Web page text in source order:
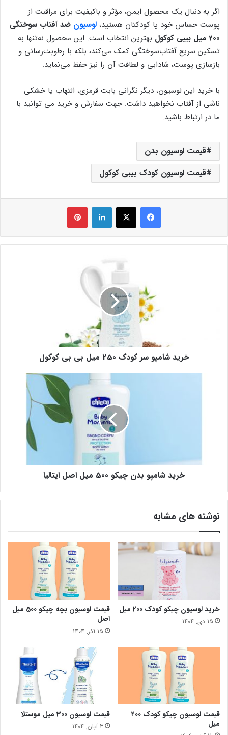
اگر به دنبال یک محصول ایمن، مؤثر و باکیفیت برای مراقبت از
پوست حساس خود یا کودکتان هستید، لوسیون ضد آفتاب سوختگی
200 میل بیبی کوکول
بهترین انتخاب است. این محصول نه‌تنها به
تسکین سریع آفتاب‌سوختگی کمک می‌کند، بلکه با رطوبت‌رسانی و
بازسازی پوست، شادابی و لطافت آن را نیز حفظ می‌نماید.
با خرید این لوسیون، دیگر نگرانی بابت قرمزی، التهاب یا خشکی
ناشی از آفتاب نخواهید داشت. جهت سفارش و خرید می توانید با
ما در ارتباط باشید.
قیمت لوسیون بدن
قیمت لوسیون کودک بیبی کوکول
فیس بوک X لینکدین ‫پین‌ترست
خرید شامپو سر کودک 250 میل بی بی کوکول
خرید شامپو بدن چیکو 500 میل اصل ایتالیا
نوشته های مشابه
خرید لوسیون چیکو کودک 200 میل
15 دی, 1404
قیمت لوسیون بچه چیکو 500 میل
اصل
15 آذر, 1404
قیمت لوسیون چیکو کودک ۲۰۰
میل
قیمت لوسیون 300 میل موستلا
3 آبان, 1404